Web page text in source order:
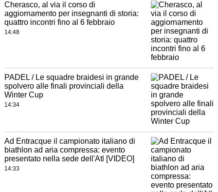
Cherasco, al via il corso di
aggiornamento per insegnanti di storia:
quattro incontri fino al 6 febbraio
14:48
PADEL / Le squadre braidesi in grande
spolvero alle finali provinciali della
Winter Cup
14:34
Ad Entracque il campionato italiano di
biathlon ad aria compressa: evento
presentato nella sede dell'Atl [VIDEO]
14:33